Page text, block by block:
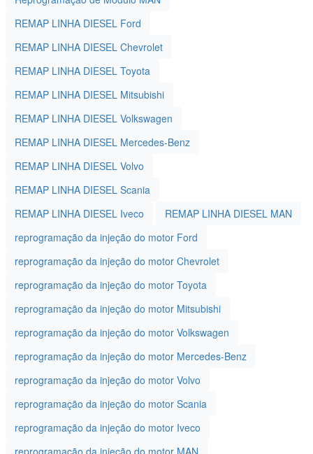
REMAP LINHA DIESEL Ford
REMAP LINHA DIESEL Chevrolet
REMAP LINHA DIESEL Toyota
REMAP LINHA DIESEL Mitsubishi
REMAP LINHA DIESEL Volkswagen
REMAP LINHA DIESEL Mercedes-Benz
REMAP LINHA DIESEL Volvo
REMAP LINHA DIESEL Scania
REMAP LINHA DIESEL Iveco
REMAP LINHA DIESEL MAN
reprogramação da injeção do motor Ford
reprogramação da injeção do motor Chevrolet
reprogramação da injeção do motor Toyota
reprogramação da injeção do motor Mitsubishi
reprogramação da injeção do motor Volkswagen
reprogramação da injeção do motor Mercedes-Benz
reprogramação da injeção do motor Volvo
reprogramação da injeção do motor Scania
reprogramação da injeção do motor Iveco
reprogramação da injeção do motor MAN